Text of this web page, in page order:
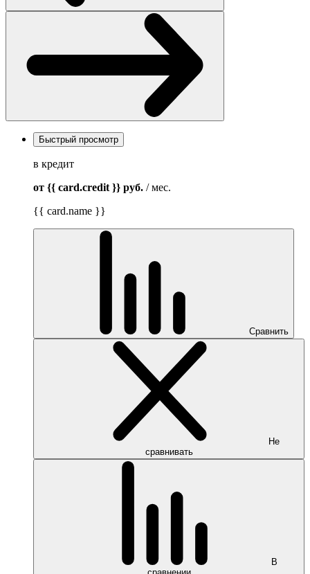
Быстрый просмотр
в кредит
от {{ card.credit }} руб. / мес.
{{ card.name }}
Сравнить
Не
сравнивать
В